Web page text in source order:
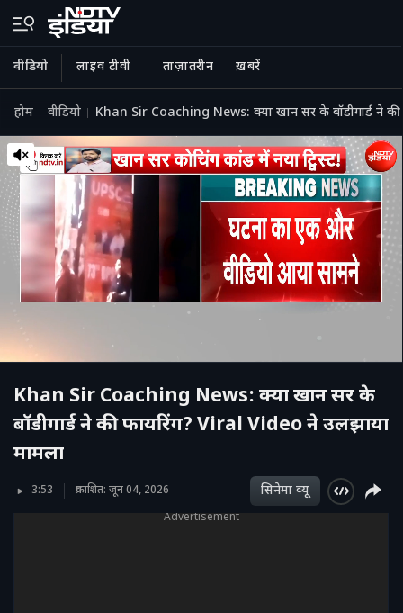
वीडियो लाइव टीवी ताज़ातरीन ख़बरें
होम वीडियो Khan Sir Coaching News: क्या खान सर के बॉडीगार्ड ने
Khan Sir Coaching News: क्या खान सर के
बॉडीगार्ड ने की फायरिंग? Viral Video ने उलझाया
मामला
3:53 प्रकाशित: जून 04, 2026 सिनेमा व्‍यू
Advertisement